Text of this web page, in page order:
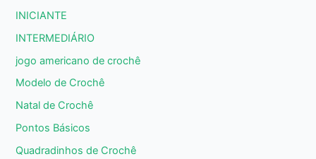
INICIANTE
INTERMEDIÁRIO
jogo americano de crochê
Modelo de Crochê
Natal de Crochê
Pontos Básicos
Quadradinhos de Crochê